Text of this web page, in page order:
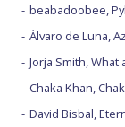
beabadoobee,
Álvaro de Luna,
Jorja Smith,
Chaka Khan,
David Bisbal,